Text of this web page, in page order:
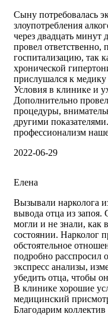
Сыну потребовалась
злоупотребления
через двадцать
провел ответственно,
госпитализацию, так
хронической
прислушался к медику
Условия в клинике и
Дополнительно
процедуры,
другими
профессионализм
2022-06-29
Елена
Вызывали нарколога
вывода отца из
могли и не знали, как
состоянии. Нарколог
обстоятельное
подробно расспросил
экспресс анализы,
убедить отца, чтобы
В клинике хорошие
медицинский
Благодарим